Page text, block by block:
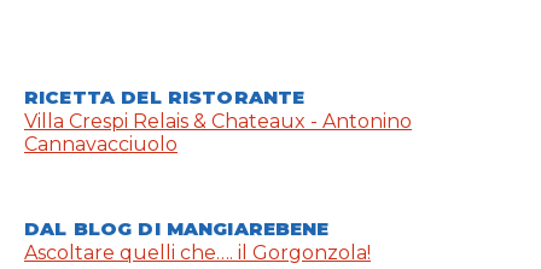
RICETTA DEL RISTORANTE
Villa Crespi Relais & Chateaux - Antonino
Cannavacciuolo
DAL BLOG DI MANGIAREBENE
Ascoltare quelli che…. il Gorgonzola!